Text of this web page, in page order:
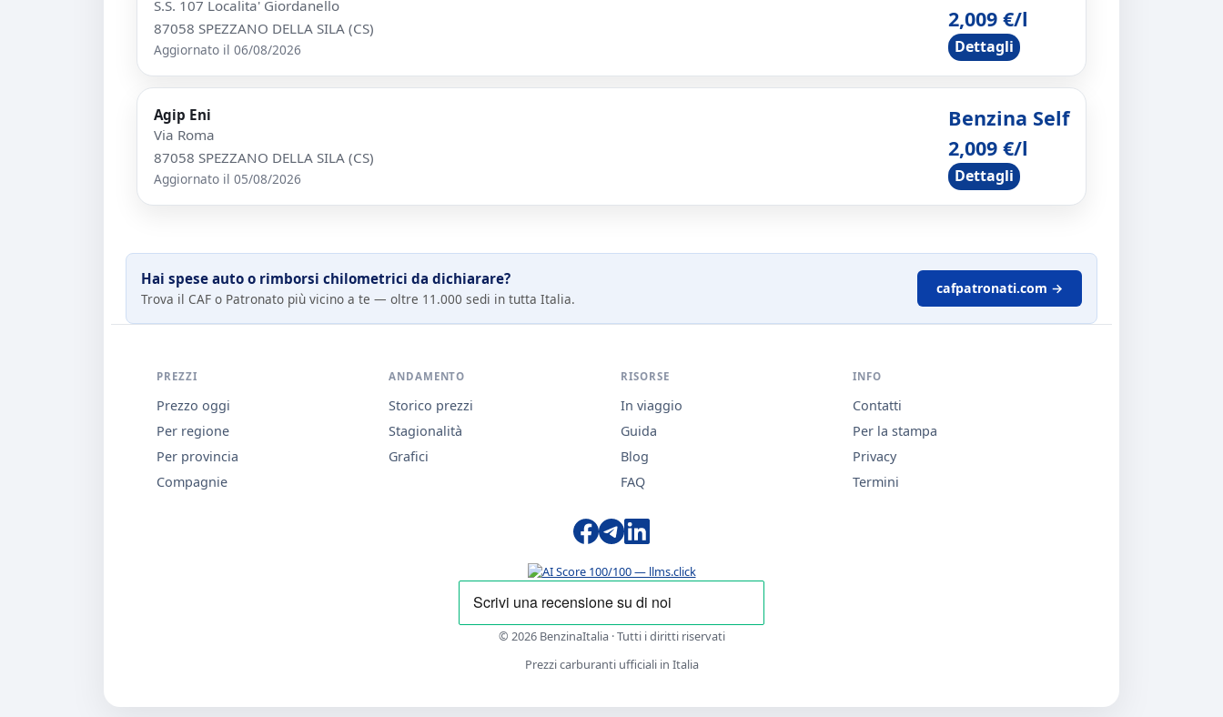
S.S. 107 Localita' Giordanello
87058 SPEZZANO DELLA SILA (CS)
Aggiornato il 06/08/2026
2,009 €/l
Dettagli
Agip Eni
Via Roma
87058 SPEZZANO DELLA SILA (CS)
Aggiornato il 05/08/2026
Benzina Self
2,009 €/l
Dettagli
Hai spese auto o rimborsi chilometrici da dichiarare?
Trova il CAF o Patronato più vicino a te — oltre 11.000 sedi in tutta Italia.
cafpatronati.com →
PREZZI
Prezzo oggi
Per regione
Per provincia
Compagnie
ANDAMENTO
Storico prezzi
Stagionalità
Grafici
RISORSE
In viaggio
Guida
Blog
FAQ
INFO
Contatti
Per la stampa
Privacy
Termini
© 2026 BenzinaItalia · Tutti i diritti riservati
Prezzi carburanti ufficiali in Italia